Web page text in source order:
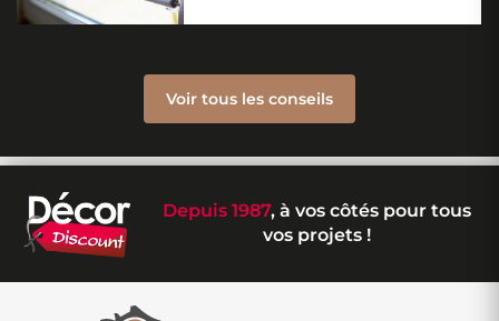
Voir tous les conseils
Depuis 1987, à vos côtés pour tous
vos projets !